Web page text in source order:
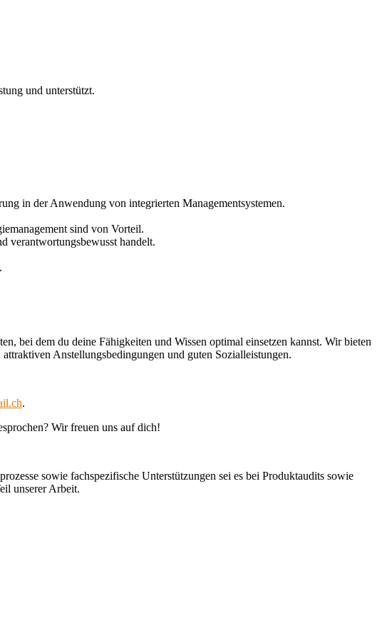
und unterstützt.
in der Anwendung von integrierten Managementsystemen.
sind von Vorteil.
verantwortungsbewusst handelt.
bei dem du deine Fähigkeiten und Wissen optimal einsetzen kannst. Wir bieten
Anstellungsbedingungen und guten Sozialleistungen.
.
Wir freuen uns auf dich!
sowie fachspezifische Unterstützungen sei es bei Produktaudits sowie
unserer Arbeit.